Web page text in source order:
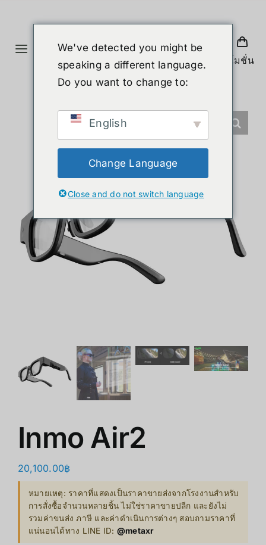
Toggle
Navigation
휴머노이드 로봇
서비스
회사 소개
โปรโมชั่น
Inmo Air2
20,100.00฿
หมายเหตุ: ราคาที่แสดงเป็นราคาขายส่งจากโรงงานสำหรับ
การสั่งซื้อจำนวนหลายชิ้น ไม่ใช่ราคาขายปลีก และยังไม่
รวมค่าขนส่ง ภาษี และค่าดำเนินการต่างๆ สอบถามราคาที่
แน่นอนได้ทาง LINE ID: @metaxr
We've detected you might be
speaking a different language.
Do you want to change to:
English
Change Language
Close and do not switch language